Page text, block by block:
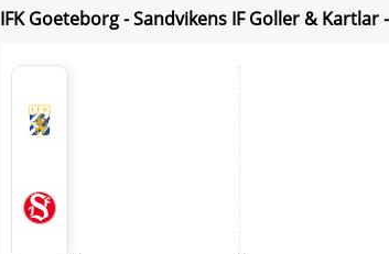
IFK Goeteborg - Sandvikens IF Goller & Kartlar